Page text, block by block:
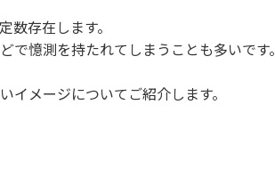
存在します。
憶測を持たれてしまうことも多いです。
メージについてご紹介します。